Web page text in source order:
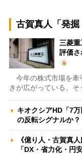
古賀真人「発掘
三菱
評価
今年の株式市場を牽
きが広がっている。
キオクシアHD「7
の反転シグナルか
《億り人・古賀真
「DX・省力化・円